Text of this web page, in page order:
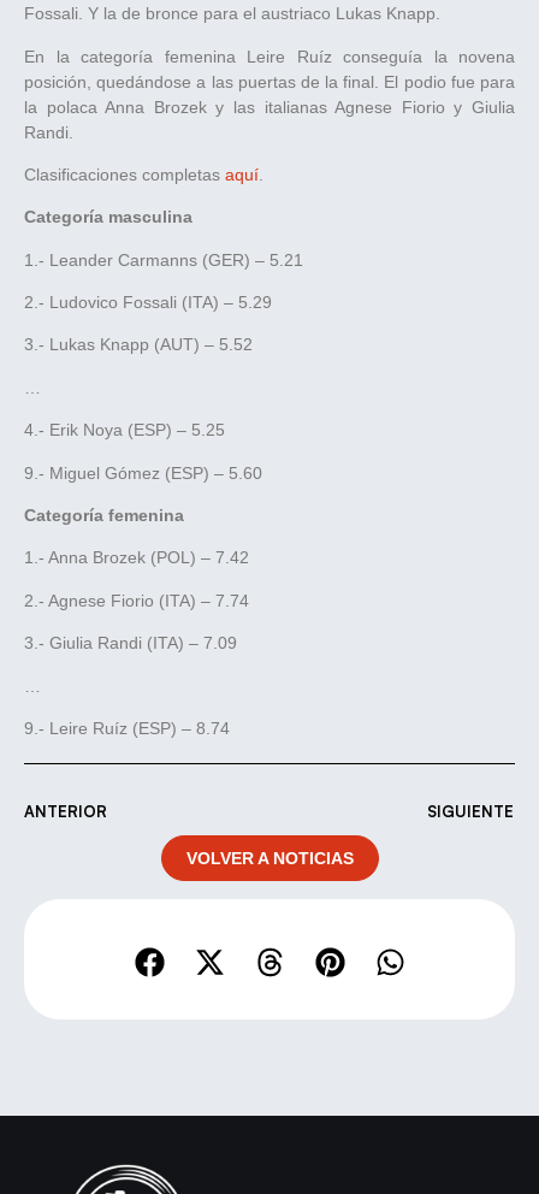
Fossali. Y la de bronce para el austriaco Lukas Knapp.
En la categoría femenina Leire Ruíz conseguía la novena
posición, quedándose a las puertas de la final. El podio fue para
la polaca Anna Brozek y las italianas Agnese Fiorio y Giulia
Randi.
Clasificaciones completas aquí
Categoría masculina
1.- Leander Carmanns (GER) – 5.21
2.- Ludovico Fossali (ITA) – 5.29
3.- Lukas Knapp (AUT) – 5.52
4.- Erik Noya (ESP) – 5.25
9.- Miguel Gómez (ESP) – 5.60
Categoría femenina
1.- Anna Brozek (POL) – 7.42
2.- Agnese Fiorio (ITA) – 7.74
3.- Giulia Randi (ITA) – 7.09
9.- Leire Ruíz (ESP) – 8.74
ANTERIOR SIGUIENTE
VOLVER A NOTICIAS